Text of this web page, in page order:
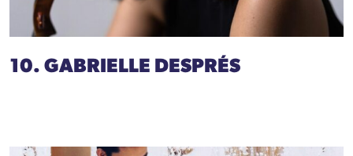
10. GABRIELLE DESPRÉS